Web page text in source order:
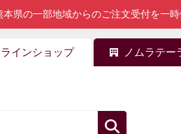
県の一部地域からのご注文受付を一時
インショップ ノムラテー